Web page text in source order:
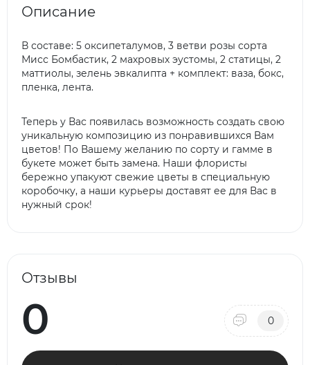
Описание
В составе: 5 оксипеталумов, 3 ветви розы сорта
Мисс Бомбастик, 2 махровых эустомы, 2 статицы, 2
маттиолы, зелень эвкалипта + комплект: ваза, бокс,
пленка, лента.
Теперь у Вас появилась возможность создать свою
уникальную композицию из понравившихся Вам
цветов! По Вашему желанию по сорту и гамме в
букете может быть замена. Наши флористы
бережно упакуют свежие цветы в специальную
коробочку, а наши курьеры доставят ее для Вас в
нужный срок!
Отзывы
0 0